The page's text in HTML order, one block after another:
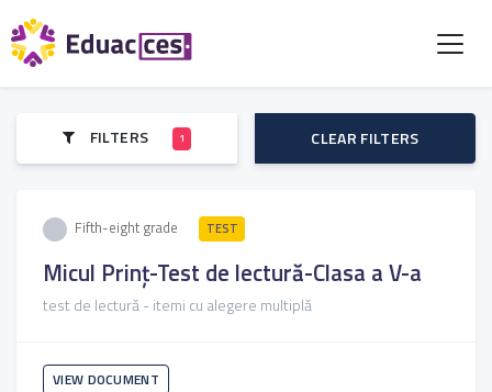
FILTERS 1 CLEAR FILTERS
Fifth-eight grade TEST
Micul Prinț-Test de lectură-Clasa a V-a
test de lectură - itemi cu alegere multiplă
VIEW DOCUMENT